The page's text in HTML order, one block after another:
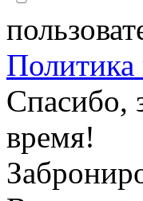
Политика
Спасибо,
время!